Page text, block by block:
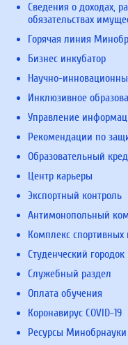
Сведения о доходах,
обязательствах
Горячая линия
Бизнес инкубатор
Научно-
Инклюзивное
Управление
Рекомендации по
Образовательный
Центр карьеры
Экспортный контроль
Антимонопольный
Комплекс
Студенческий городок
Служебный раздел
Оплата обучения
Коронавирус COVID-19
Ресурсы